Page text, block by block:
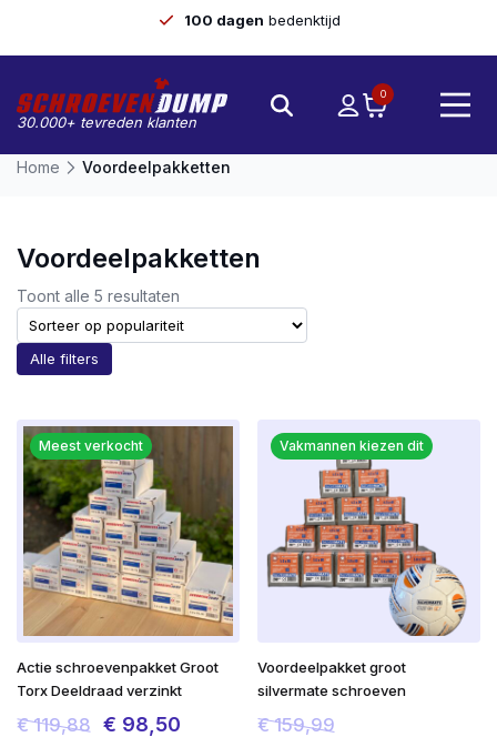
100 dagen bedenktijd
30.000+ tevreden klanten
0
Home Voordeelpakketten
Voordeelpakketten
Toont alle 5 resultaten
op
populariteit
Alle filters
Meest verkocht
Actie schroevenpakket Groot
Torx Deeldraad verzinkt
€119,88 Oorspronkelijke
€ 98,50
Vakmannen kiezen dit
Voordeelpakket groot
silvermate schroeven
€159,99